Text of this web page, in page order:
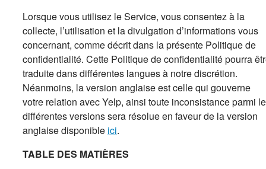
Lorsque vous utilisez le Service, vous consentez à la
collecte, l’utilisation et la divulgation d’informations vous
concernant, comme décrit dans la présente Politique de
confidentialité. Cette Politique de confidentialité pourra
traduite dans différentes langues à notre discrétion.
Néanmoins, la version anglaise est celle qui gouverne
votre relation avec Yelp, ainsi toute inconsistance parmi
différentes versions sera résolue en faveur de la version
anglaise disponible ici.
TABLE DES MATIÈRES